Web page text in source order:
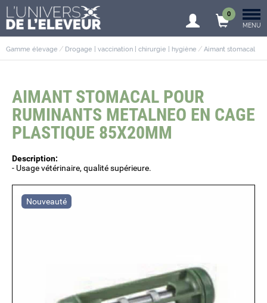
0
MENU
Gamme élevage Drogage | vaccination | chirurgie | hygiène Aimant stomacal
AIMANT STOMACAL POUR
RUMINANTS METALNEO EN CAGE
PLASTIQUE 85X20MM
Description:
- Usage vétérinaire, qualité supérieure.
Nouveauté